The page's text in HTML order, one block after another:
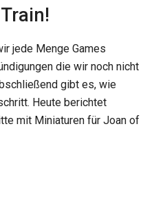
jede Menge Games
die wir noch nicht
gibt es, wie
Heute berichtet
mit Miniaturen für Joan of